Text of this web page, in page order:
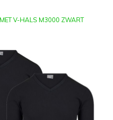
V-HALS M3000 ZWART